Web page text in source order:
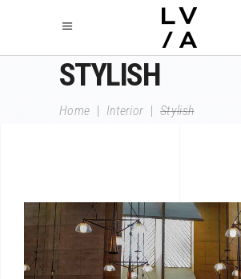
STYLISH
Home Interior |Stylish